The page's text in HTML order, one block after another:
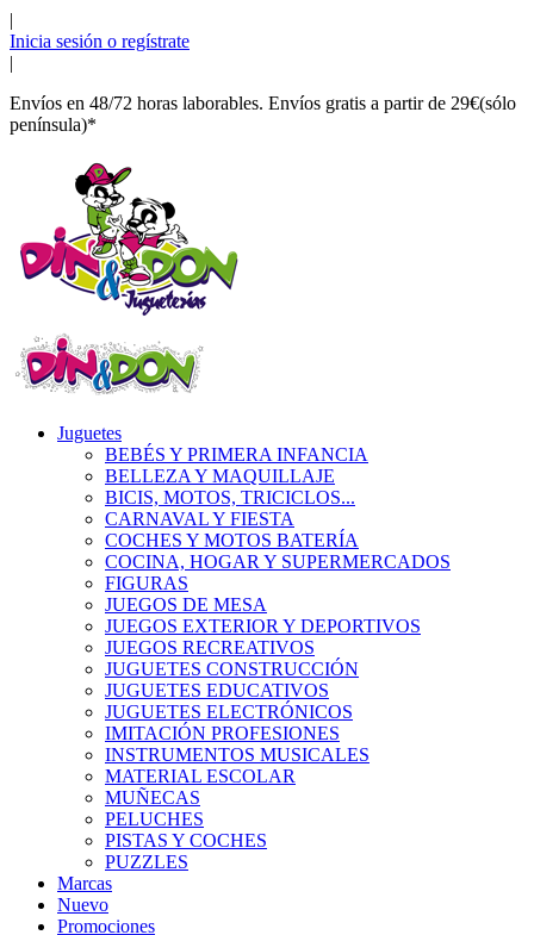
|
Inicia sesión o regístrate
|
Envíos en 48/72 horas laborables. Envíos gratis a partir de 29€(sólo
península)*
Juguetes
BEBÉS Y PRIMERA INFANCIA
BELLEZA Y MAQUILLAJE
BICIS, MOTOS, TRICICLOS...
CARNAVAL Y FIESTA
COCHES Y MOTOS BATERÍA
COCINA, HOGAR Y SUPERMERCADOS
FIGURAS
JUEGOS DE MESA
JUEGOS EXTERIOR Y DEPORTIVOS
JUEGOS RECREATIVOS
JUGUETES CONSTRUCCIÓN
JUGUETES EDUCATIVOS
JUGUETES ELECTRÓNICOS
IMITACIÓN PROFESIONES
INSTRUMENTOS MUSICALES
MATERIAL ESCOLAR
MUÑECAS
PELUCHES
PISTAS Y COCHES
PUZZLES
Marcas
Nuevo
Promociones